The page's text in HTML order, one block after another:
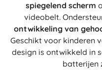
spiegelend scherm
videobelt.
ontwikkeling van
Geschikt voor kinderen
design is ontwikkeld in
batterijen